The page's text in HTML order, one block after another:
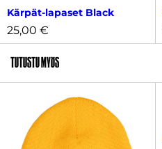
Kärpät-lapaset Black
25,00 €
Tutustu myös